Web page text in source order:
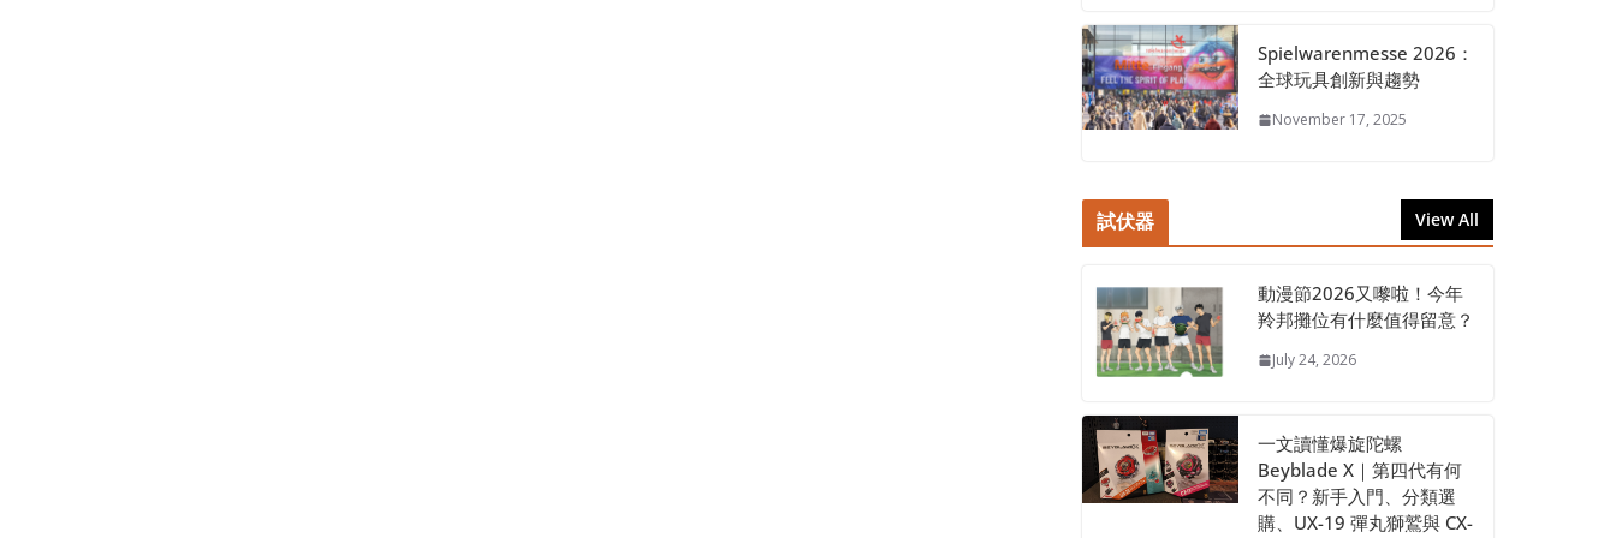
Spielwarenmesse 2026：
全球玩具創新與趨勢
November 17, 2025
試伏器 View All
動漫節2026又嚟啦！今年
羚邦攤位有什麼值得留意？
July 24, 2026
一文讀懂爆旋陀螺
Beyblade X｜第四代有何
不同？新手入門、分類選
購、UX-19 彈丸獅鷲與 CX-